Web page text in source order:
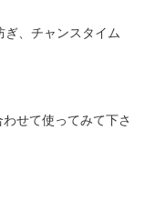
、チャンスタイム
せて使ってみて下さ